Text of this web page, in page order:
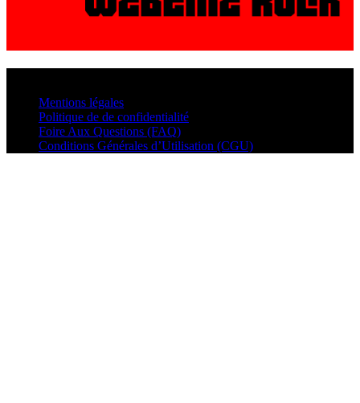
Mentions légales
Politique de de confidentialité
Foire Aux Questions (FAQ)
Conditions Générales d’Utilisation (CGU)